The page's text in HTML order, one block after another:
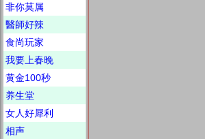
非你莫属
醫師好辣
食尚玩家
我要上春晚
黄金100秒
养生堂
女人好犀利
相声